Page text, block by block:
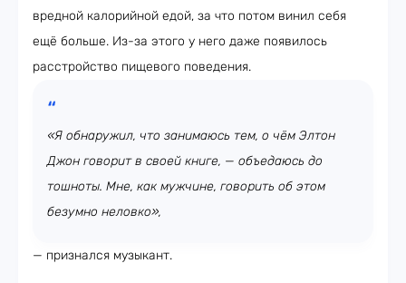
вредной калорийной едой, за что потом винил себя
ещё больше. Из-за этого у него даже появилось
расстройство пищевого поведения.
«Я обнаружил, что занимаюсь тем, о чём Элтон
Джон говорит в своей книге, — объедаюсь до
тошноты. Мне, как мужчине, говорить об этом
безумно неловко»,
— признался музыкант.